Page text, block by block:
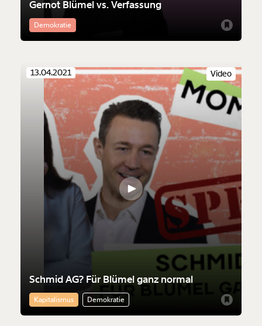
Gernot Blümel vs. Verfassung
Demokratie
Video
13.04.2021
Schmid AG? Für Blümel ganz normal
Kapitalismus Demokratie